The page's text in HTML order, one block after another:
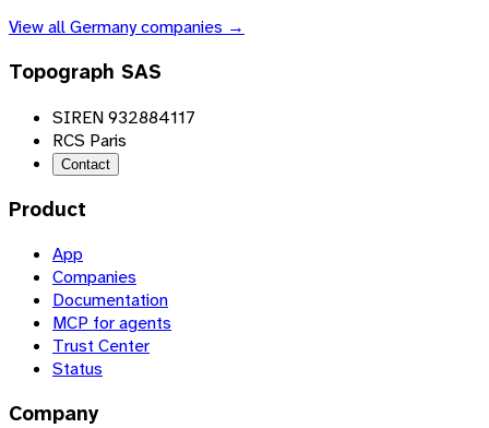
View allGermanycompanies →
Topograph SAS
SIREN 932884117
RCS Paris
Contact
Product
App
Companies
Documentation
MCP for agents
Trust Center
Status
Company